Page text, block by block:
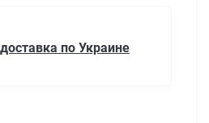
по Украине